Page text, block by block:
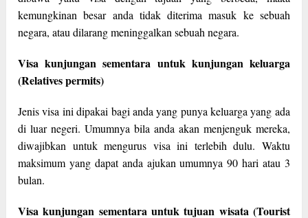
kemungkinan besar anda tidak diterima masuk ke sebuah
negara, atau dilarang meninggalkan sebuah negara.
Visa kunjungan sementara untuk kunjungan keluarga
(Relatives permits)
Jenis visa ini dipakai bagi anda yang punya keluarga yang ada
di luar negeri. Umumnya bila anda akan menjenguk mereka,
diwajibkan untuk mengurus visa ini terlebih dulu. Waktu
maksimum yang dapat anda ajukan umumnya 90 hari atau 3
bulan.
Visa kunjungan sementara untuk tujuan wisata (Tourist